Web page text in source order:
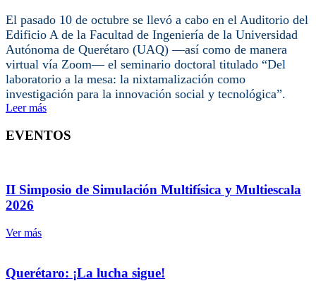
El pasado 10 de octubre se llevó a cabo en el Auditorio del
Edificio A de la Facultad de Ingeniería de la Universidad
Autónoma de Querétaro (UAQ) —así como de manera
virtual vía Zoom— el seminario doctoral titulado “Del
laboratorio a la mesa: la nixtamalización como
investigación para la innovación social y tecnológica”.
Leer más
EVENTOS
II Simposio de Simulación Multifísica y Multiescala
2026
Ver más
Querétaro: ¡La lucha sigue!